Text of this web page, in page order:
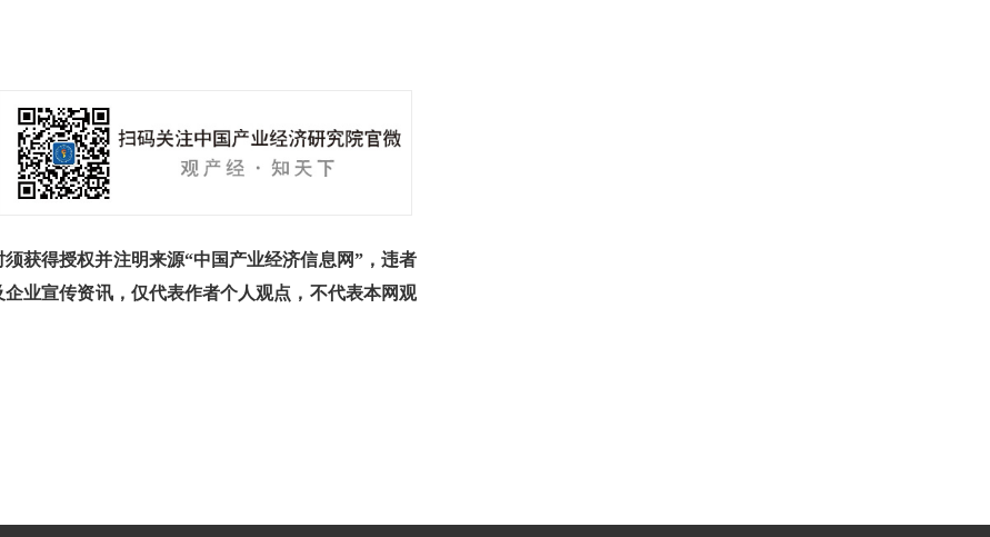
得授权并注明来源“中国产业经济信息网”，违者
业宣传资讯，仅代表作者个人观点，不代表本网观